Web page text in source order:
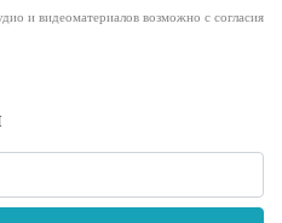
и видеоматериалов возможно с согласия